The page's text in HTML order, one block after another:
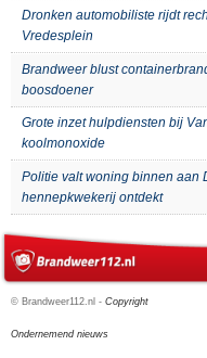
Dronken automobiliste rijdt
Vredesplein
Brandweer blust
boosdoener
Grote inzet hulpdiensten bij
koolmonoxide
Politie valt woning binnen aan
hennepkwekerij ontdekt
© Brandweer112.nl - Copyright
Ondernemend nieuws